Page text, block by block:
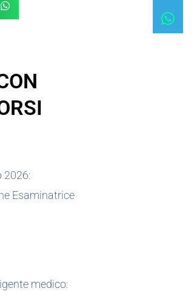
2026:
Esaminatrice
medico: